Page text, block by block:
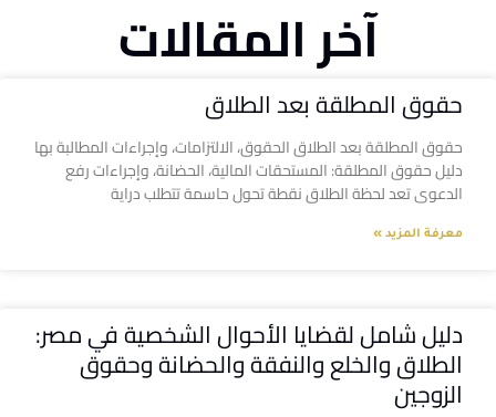
آخر المقالات
حقوق المطلقة بعد الطلاق
حقوق المطلقة بعد الطلاق الحقوق، الالتزامات، وإجراءات المطالبة بها
دليل حقوق المطلقة: المستحقات المالية، الحضانة، وإجراءات رفع
الدعوى تعد لحظة الطلاق نقطة تحول حاسمة تتطلب دراية
معرفة المزيد »
دليل شامل لقضايا الأحوال الشخصية في مصر:
الطلاق والخلع والنفقة والحضانة وحقوق
الزوجين